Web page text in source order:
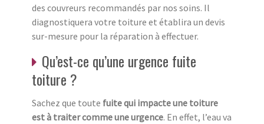
des couvreurs recommandés par nos soins. Il
diagnostiquera votre toiture et établira un devis
sur-mesure pour la réparation à effectuer.
Qu’est-ce qu’une urgence fuite
toiture ?
Sachez que toute fuite qui impacte une toiture
est à traiter comme une urgence. En effet, l’eau va